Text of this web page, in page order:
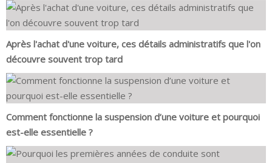
Après l'achat d'une voiture, ces détails administratifs que l'on
découvre souvent trop tard
Comment fonctionne la suspension d’une voiture et pourquoi
est-elle essentielle ?